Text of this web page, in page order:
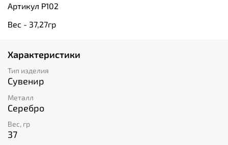
Артикул Р102
Вес - 37,27гр
Характеристики
Тип изделия
Сувенир
Металл
Серебро
Вес, гр
37